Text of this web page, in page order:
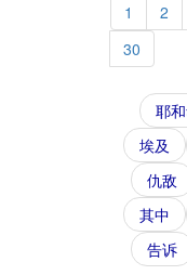
1 2
30
耶
埃及
仇敌
其中
告诉